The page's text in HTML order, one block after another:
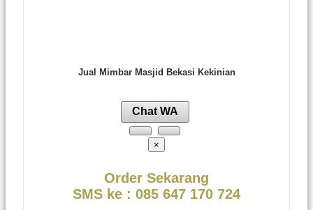
Jual Mimbar Masjid Bekasi Kekinian
Chat WA
×
Order Sekarang
SMS ke : 085 647 170 724